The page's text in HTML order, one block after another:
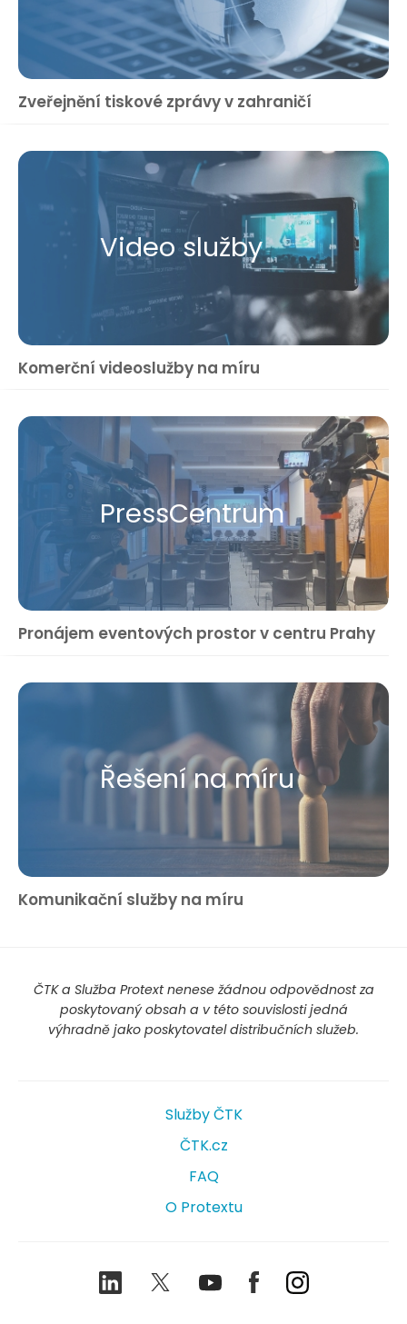
Zveřejnění tiskové zprávy v zahraničí
Video služby
Komerční videoslužby na míru
Press​Centrum
Pronájem eventových prostor v centru Prahy
Řešení na míru
Komunikační služby na míru
ČTK a Služba Protext nenese žádnou odpovědnost za
poskytovaný obsah a v této souvislosti jedná
výhradně jako poskytovatel distribučních služeb.
Služby ČTK
ČTK.cz
FAQ
O Protextu
LinkedIn TwitterYoutubeFacebookInstagram